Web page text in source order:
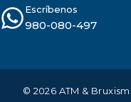
Escríbenos
980-080-497
© 2026 ATM &